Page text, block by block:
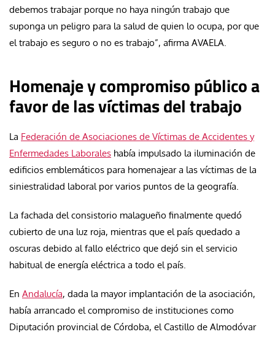
debemos trabajar porque no haya ningún trabajo que
suponga un peligro para la salud de quien lo ocupa, por que
el trabajo es seguro o no es trabajo”, afirma AVAELA.
Homenaje y compromiso público a
favor de las víctimas del trabajo
La Federación de Asociaciones de Víctimas de Accidentes y
Enfermedades Laborales había impulsado la iluminación de
edificios emblemáticos para homenajear a las víctimas de la
siniestralidad laboral por varios puntos de la geografía.
La fachada del consistorio malagueño finalmente quedó
cubierto de una luz roja, mientras que el país quedado a
oscuras debido al fallo eléctrico que dejó sin el servicio
habitual de energía eléctrica a todo el país.
En Andalucía, dada la mayor implantación de la asociación,
había arrancado el compromiso de instituciones como
Diputación provincial de Córdoba, el Castillo de Almodóvar